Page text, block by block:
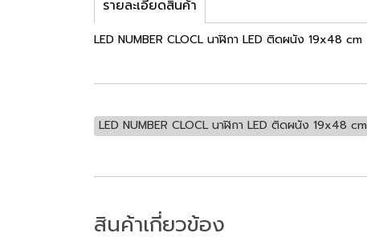
รายละเอียดสินค้า
LED NUMBER CLOCL นาฬิกา LED ติดผนัง 19x48 cm
LED NUMBER CLOCL นาฬิกา LED ติดผนัง 19x48 cm
สินค้าเกี่ยวข้อง